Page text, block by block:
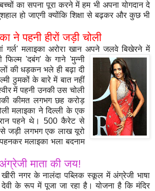
का सपना पूरा करने में हम भी अपना योगदान दे
हो जाएगी क्योंकि शिक्षा से बढ़कर और कुछ भी
ने पहनी हीरों जड़ी चोली
गर्ल' मलाइका अरोरा खान अपने जलवे बिखेरने में
फिल्म 'दबंग' के गाने 'मुन्नी
की धड़कन भले ही बढ़ा दी
ठुमकों के बारे में बात नहीं
में पहनी उनकी उस चोली
कीमत लगभग छह करोड़
मलाइका ने दिल्ली के एक
पहने थे। 500 कैरेट से
से जड़ी लगभग एक लाख यूरो
मलाइका भला बदनाम
माता की जय!
नगर के नालंदा पब्लिक स्कूल में अंग्रेजी भाषा
के रूप में पूजा जा रहा है। योजना है कि मंदिर